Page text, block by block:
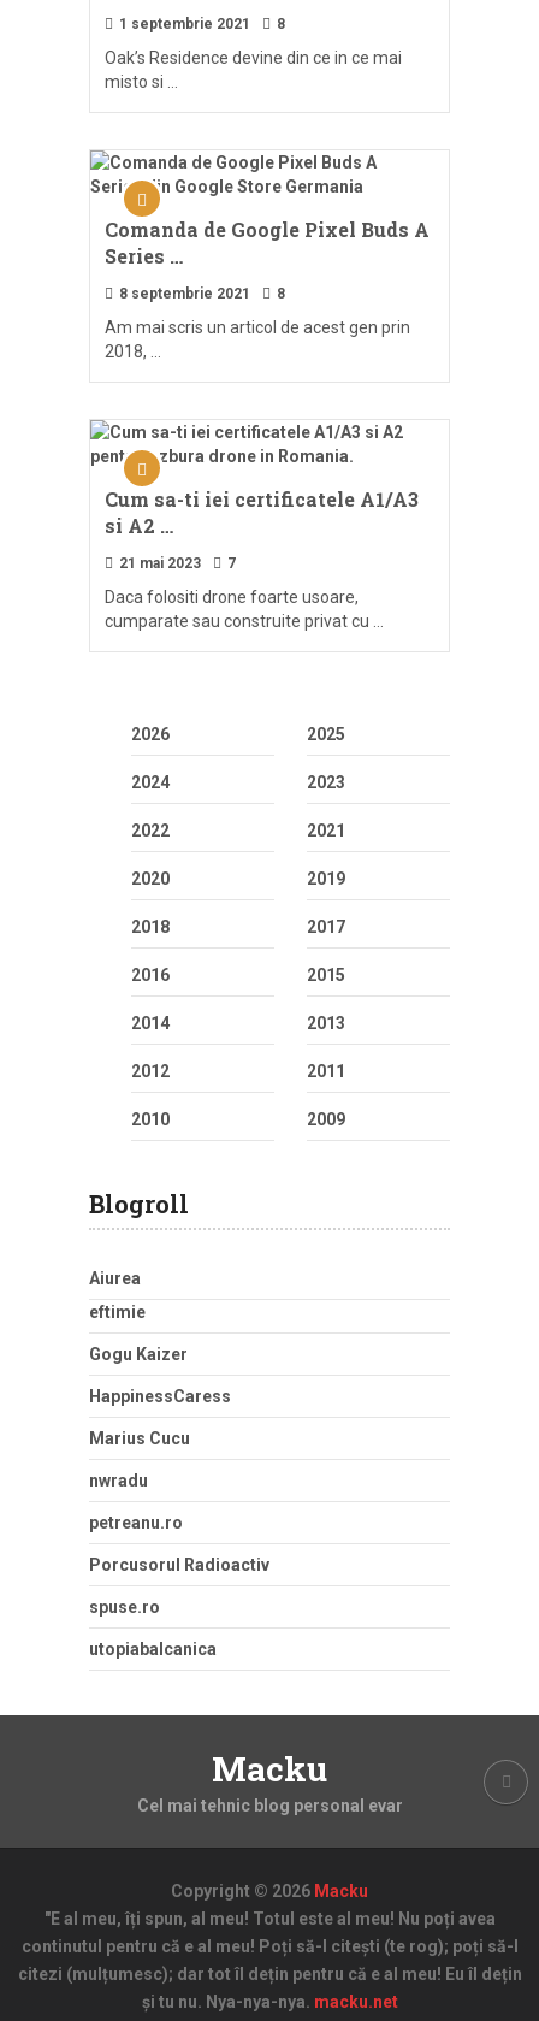
1 septembrie 2021 8
Oak’s Residence devine din ce in ce mai
misto si …
Comanda de Google Pixel Buds A
Series …
8 septembrie 2021 8
Am mai scris un articol de acest gen prin
2018, …
Cum sa-ti iei certificatele A1/A3
si A2 …
21 mai 2023 7
Daca folositi drone foarte usoare,
cumparate sau construite privat cu …
2026 2025
2024 2023
2022 2021
2020 2019
2018 2017
2016 2015
2014 2013
2012 2011
2010 2009
Blogroll
Aiurea
eftimie
Gogu Kaizer
HappinessCaress
Marius Cucu
nwradu
petreanu.ro
Porcusorul Radioactiv
spuse.ro
utopiabalcanica
Macku
Cel mai tehnic blog personal evar
Copyright © 2026 Macku
"E al meu, îți spun, al meu! Totul este al meu! Nu poți avea
continutul pentru că e al meu! Poți să-l citești (te rog); poți să-l
citezi (mulțumesc); dar tot îl dețin pentru că e al meu! Eu îl dețin
și tu nu. Nya-nya-nya. macku.net